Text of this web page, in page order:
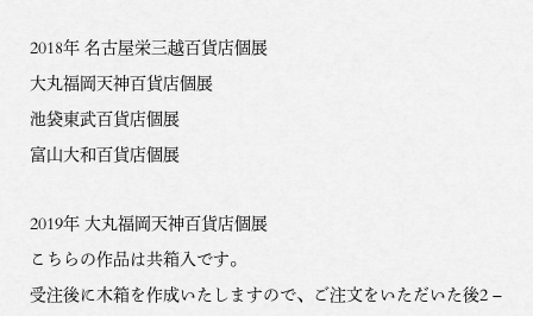
2018年 名古屋栄三越百貨店個展
大丸福岡天神百貨店個展
池袋東武百貨店個展
富山大和百貨店個展
2019年 大丸福岡天神百貨店個展
こちらの作品は共箱入です。
受注後に木箱を作成いたしますので、ご注文をいただいた後2 –